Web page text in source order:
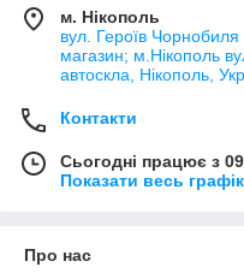
м. Нікополь
вул. Героїв
магазин; м.Нікополь
автоскла, Нікополь,
Контакти
Сьогодні працює з
Показати весь
Про нас